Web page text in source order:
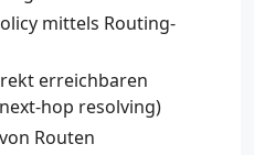
mittels Routing-
erreichbaren
hop resolving)
Routen